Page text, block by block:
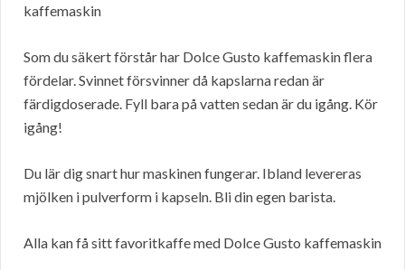
kaffemaskin
Som du säkert förstår har Dolce Gusto kaffemaskin flera
fördelar. Svinnet försvinner då kapslarna redan är
färdigdoserade. Fyll bara på vatten sedan är du igång. Kör
igång!
Du lär dig snart hur maskinen fungerar. Ibland levereras
mjölken i pulverform i kapseln. Bli din egen barista.
Alla kan få sitt favoritkaffe med Dolce Gusto kaffemaskin